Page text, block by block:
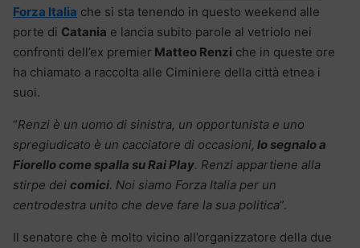
Forza Italia che si sta tenendo in questo weekend alle
porte di Catania e lancia subito parole al vetriolo nei
confronti dell’ex premier Matteo Renzi che in queste ore
ha chiamato a raccolta alle Ciminiere della città etnea i
suoi.
“Renzi è un uomo di sinistra, un opportunista e uno
spregiudicato è un cacciatore di occasioni, lo segnalo a
Fiorello come spalla su Rai Play. Renzi appartiene alla
stirpe dei comici. Noi siamo Forza Italia per un
centrodestra unito che deve fare la sua politica”.
Il senatore che è molto vicino all’organizzatore della due